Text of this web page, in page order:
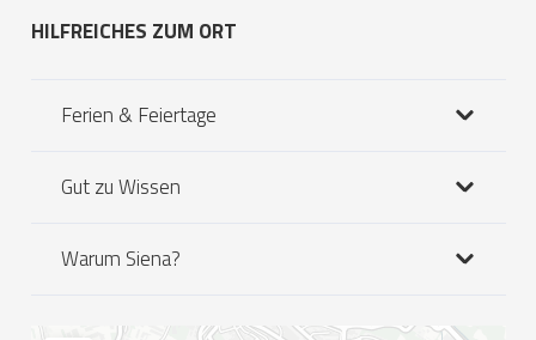
HILFREICHES ZUM ORT
Ferien & Feiertage
Gut zu Wissen
Warum Siena?